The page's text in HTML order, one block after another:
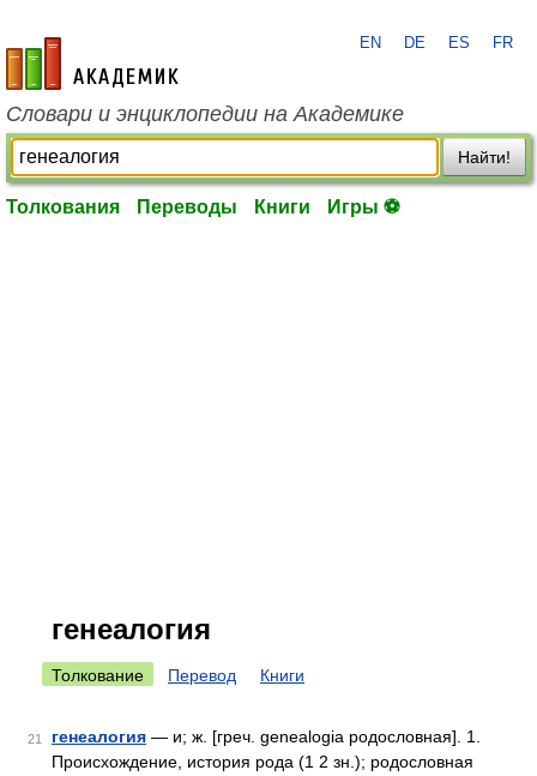
academic.ru
EN DE ES FR
Словари и энциклопедии на Академике
Найти!
Толкования Переводы Книги Игры ⚽
генеалогия
Толкование Перевод Книги
21 генеалогия — и; ж. [греч. genealogia родословная]. 1.
Происхождение, история рода (1 2 зн.); родословная